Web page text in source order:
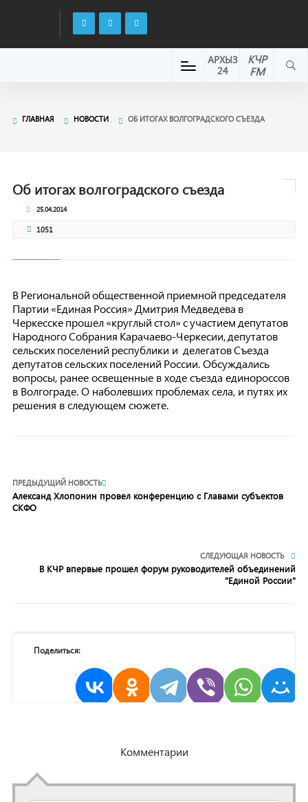
КЧР
FM
АРХЫЗ
24
ГЛАВНАЯ НОВОСТИ ОБ ИТОГАХ ВОЛГОГРАДСКОГО СЪЕЗДА
Об итогах волгоградского съезда
25.04.2014
1051
В Региональной общественной приемной председателя
Партии «Единая Россия» Дмитрия Медведева в
Черкесске прошел «круглый стол» с участием депутатов
Народного Собрания Карачаево-Черкесии, депутатов
сельских поселений республики и делегатов Съезда
депутатов сельских поселений России. Обсуждались
вопросы, ранее освещенные в ходе съезда единороссов
в Волгограде. О наболевших проблемах села, и путях их
решения в следующем сюжете.
ПРЕДЫДУЩИЙ НОВОСТЬ
Александ Хлопонин провел конференцию с Главами субъектов
СКФО
СЛЕДУЮЩАЯ НОВОСТЬ
В КЧР впервые прошел форум руководителей объединений
"Единой России"
Поделиться:
Комментарии